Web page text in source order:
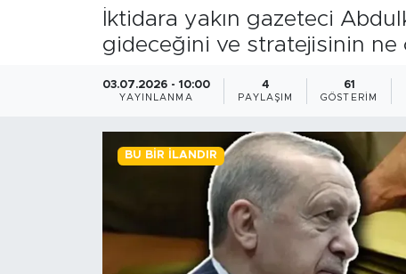
İktidara yakın gazeteci
gideceğini ve stratejisinin ne
03.07.2026 - 10:00
YAYINLANMA
4
PAYLAŞIM
61
GÖSTERIM
BU BIR İLANDIR
DÜNYA
GÜNCEL
Tüm Manşetler
Son Dakika Haberleri